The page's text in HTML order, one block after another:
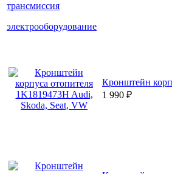
трансмиссия
электрооборудование
Кронштейн
1 990 ₽